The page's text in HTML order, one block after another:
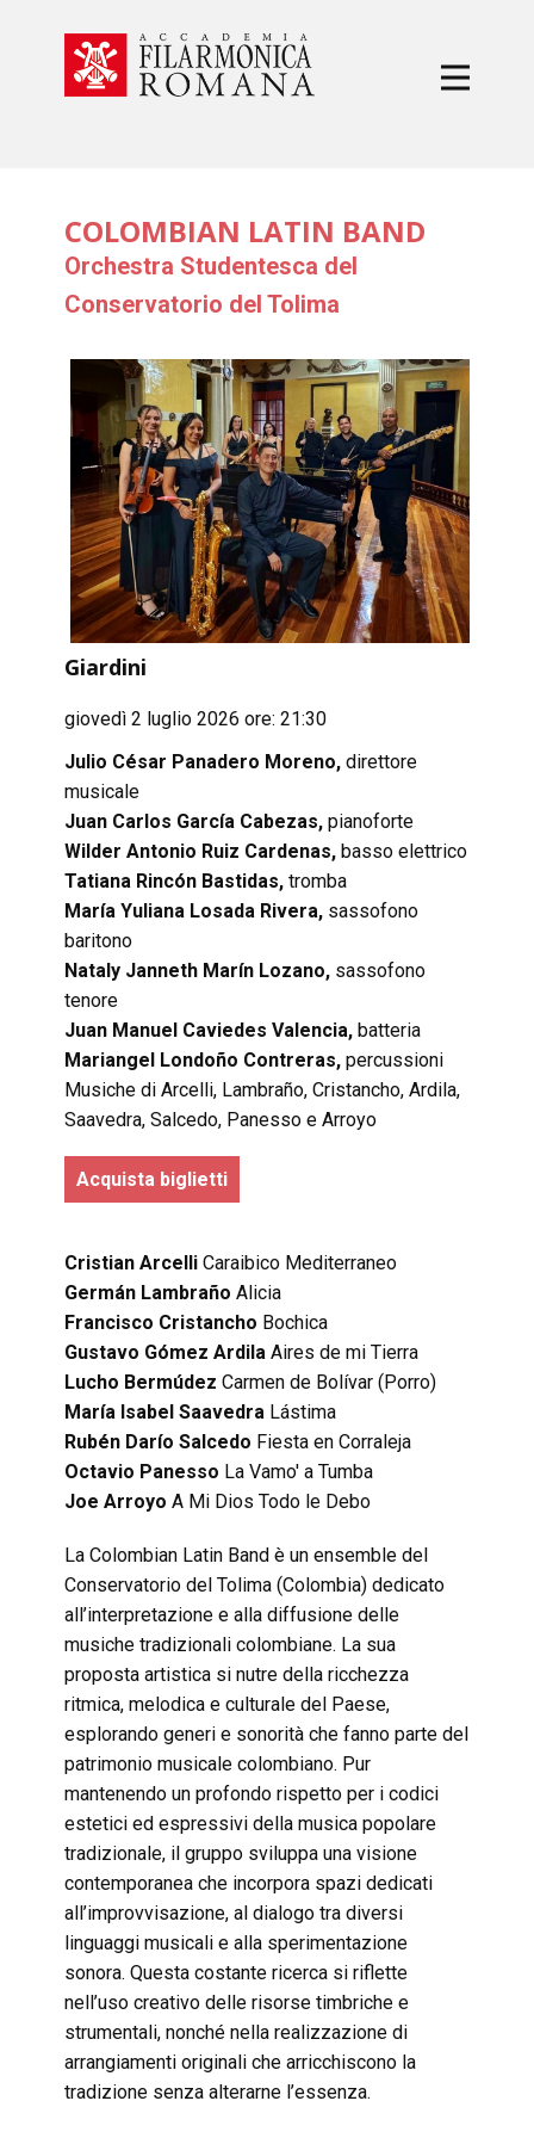
COLOMBIAN LATIN BAND
Orchestra Studentesca del
Conservatorio del Tolima
Giardini
giovedì 2 luglio 2026 ore: 21:30
Julio César Panadero Moreno, direttore
musicale
Juan Carlos García Cabezas, pianoforte
Wilder Antonio Ruiz Cardenas, basso elettrico
Tatiana Rincón Bastidas, tromba
María Yuliana Losada Rivera, sassofono
baritono
Nataly Janneth Marín Lozano, sassofono
tenore
Juan Manuel Caviedes Valencia, batteria
Mariangel Londoño Contreras, percussioni
Musiche di Arcelli, Lambraño, Cristancho, Ardila,
Saavedra, Salcedo, Panesso e Arroyo
Acquista biglietti
Cristian Arcelli Caraibico Mediterraneo
Germán Lambraño Alicia
Francisco Cristancho Bochica
Gustavo Gómez Ardila Aires de mi Tierra
Lucho Bermúdez Carmen de Bolívar (Porro)
María Isabel Saavedra Lástima
Rubén Darío Salcedo Fiesta en Corraleja
Octavio Panesso La Vamo' a Tumba
Joe Arroyo A Mi Dios Todo le Debo
La Colombian Latin Band è un ensemble del
Conservatorio del Tolima (Colombia) dedicato
all’interpretazione e alla diffusione delle
musiche tradizionali colombiane. La sua
proposta artistica si nutre della ricchezza
ritmica, melodica e culturale del Paese,
esplorando generi e sonorità che fanno parte del
patrimonio musicale colombiano. Pur
mantenendo un profondo rispetto per i codici
estetici ed espressivi della musica popolare
tradizionale, il gruppo sviluppa una visione
contemporanea che incorpora spazi dedicati
all’improvvisazione, al dialogo tra diversi
linguaggi musicali e alla sperimentazione
sonora. Questa costante ricerca si riflette
nell’uso creativo delle risorse timbriche e
strumentali, nonché nella realizzazione di
arrangiamenti originali che arricchiscono la
tradizione senza alterarne l’essenza.